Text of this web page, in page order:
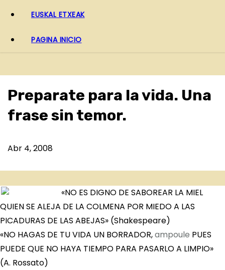
EUSKAL ETXEAK
PAGINA INICIO
Preparate para la vida. Una
frase sin temor.
Abr 4, 2008
«NO ES DIGNO DE SABOREAR LA MIEL
QUIEN SE ALEJA DE LA COLMENA POR MIEDO A LAS
PICADURAS DE LAS ABEJAS» (Shakespeare)
«NO HAGAS DE TU VIDA UN BORRADOR,ampoule PUES
PUEDE QUE NO HAYA TIEMPO PARA PASARLO A LIMPIO»
(A. Rossato)